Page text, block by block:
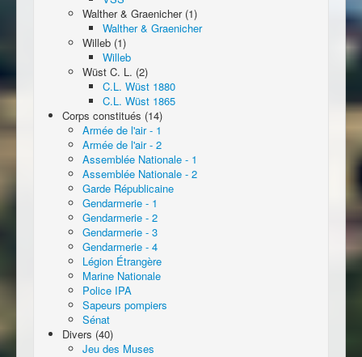
Walther & Graenicher (1)
Walther & Graenicher
Willeb (1)
Willeb
Wüst C. L. (2)
C.L. Wüst 1880
C.L. Wüst 1865
Corps constitués (14)
Armée de l'air - 1
Armée de l'air - 2
Assemblée Nationale - 1
Assemblée Nationale - 2
Garde Républicaine
Gendarmerie - 1
Gendarmerie - 2
Gendarmerie - 3
Gendarmerie - 4
Légion Étrangère
Marine Nationale
Police IPA
Sapeurs pompiers
Sénat
Divers (40)
Jeu des Muses